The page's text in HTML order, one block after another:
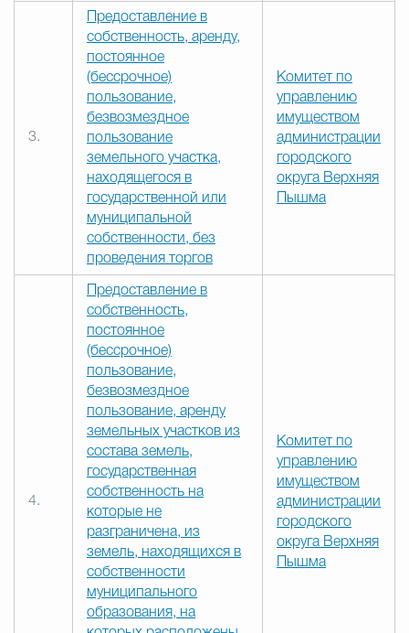
3.
Предоставление в
собственность, аренду,
постоянное
(бессрочное)
пользование,
безвозмездное
пользование
земельного участка,
находящегося в
государственной или
муниципальной
собственности, без
проведения торгов
Комитет по
управлению
имуществом
администрации
городского
округа Верхняя
Пышма
4.
Предоставление в
собственность,
постоянное
(бессрочное)
пользование,
безвозмездное
пользование, аренду
земельных участков из
состава земель,
государственная
собственность на
которые не
разграничена, из
земель, находящихся в
собственности
муниципального
образования, на
Комитет по
управлению
имуществом
администрации
городского
округа Верхняя
Пышма